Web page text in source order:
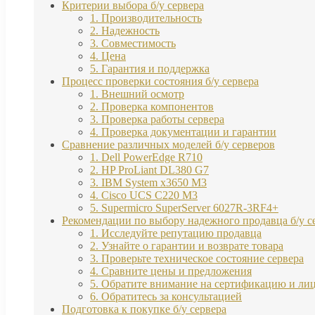
Критерии выбора б/у сервера
1. Производительность
2. Надежность
3. Совместимость
4. Цена
5. Гарантия и поддержка
Процесс проверки состояния б/у сервера
1. Внешний осмотр
2. Проверка компонентов
3. Проверка работы сервера
4. Проверка документации и гарантии
Сравнение различных моделей б/у серверов
1. Dell PowerEdge R710
2. HP ProLiant DL380 G7
3. IBM System x3650 M3
4. Cisco UCS C220 M3
5. Supermicro SuperServer 6027R-3RF4+
Рекомендации по выбору надежного продавца б/у
1. Исследуйте репутацию продавца
2. Узнайте о гарантии и возврате товара
3. Проверьте техническое состояние сервера
4. Сравните цены и предложения
5. Обратите внимание на сертификацию и
6. Обратитесь за консультацией
Подготовка к покупке б/у сервера